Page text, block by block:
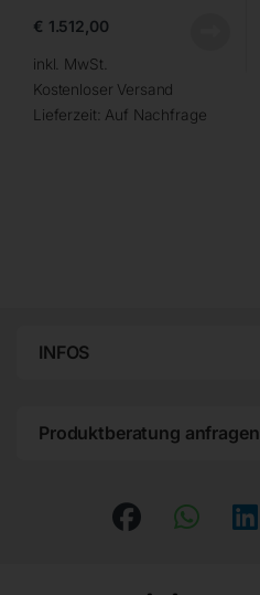
€ 1.512,00
inkl. MwSt.
Kostenloser Versand
Lieferzeit: Auf Nachfrage
INFOS
Produktberatung anfragen